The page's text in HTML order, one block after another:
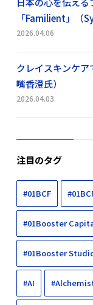
「Familient」（
2026.04.06
クレイスキンケ
嘴香澄氏）
2026.04.03
注目のタグ
#01BCF
#01Booster
#01Booster
#AI